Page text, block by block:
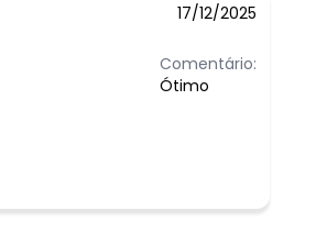
17/12/2025
Comentário:
Ótimo